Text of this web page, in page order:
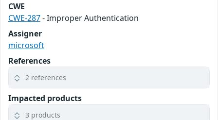
CWE
CWE-287- Improper Authentication
Assigner
microsoft
References
2 references
Impacted products
3 products